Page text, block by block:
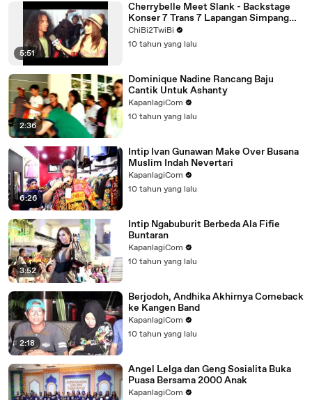
5:51
Cherrybelle Meet Slank - Backstage
Konser 7 Trans 7 Lapangan Simpang
Lima Semarang
ChiBi2TwiBi
10 tahun yang lalu
2:36
Dominique Nadine Rancang Baju
Cantik Untuk Ashanty
KapanlagiCom
10 tahun yang lalu
6:26
Intip Ivan Gunawan Make Over Busana
Muslim Indah Nevertari
KapanlagiCom
10 tahun yang lalu
3:52
Intip Ngabuburit Berbeda Ala Fifie
Buntaran
KapanlagiCom
10 tahun yang lalu
2:18
Berjodoh, Andhika Akhirnya Comeback
ke Kangen Band
KapanlagiCom
10 tahun yang lalu
Angel Lelga dan Geng Sosialita Buka
Puasa Bersama 2000 Anak
KapanlagiCom